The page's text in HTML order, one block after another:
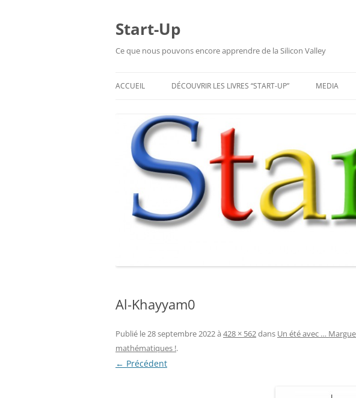
Start-Up
Ce que nous pouvons encore apprendre de la Silicon Valley
ACCUEIL DÉCOUVRIR LES LIVRES “START-UP” MEDIA
Al-Khayyam0
Publié le28 septembre 2022à 428 × 562dans Un été avec …
mathématiques !.
← Précédent